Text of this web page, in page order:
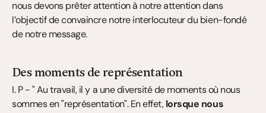
nous devons prêter attention à notre attention dans
l’objectif de convaincre notre interlocuteur du bien-fondé
de notre message.
Des moments de représentation
I. P - " Au travail, il y a une diversité de moments où nous
sommes en "représentation". En effet, lorsque nous